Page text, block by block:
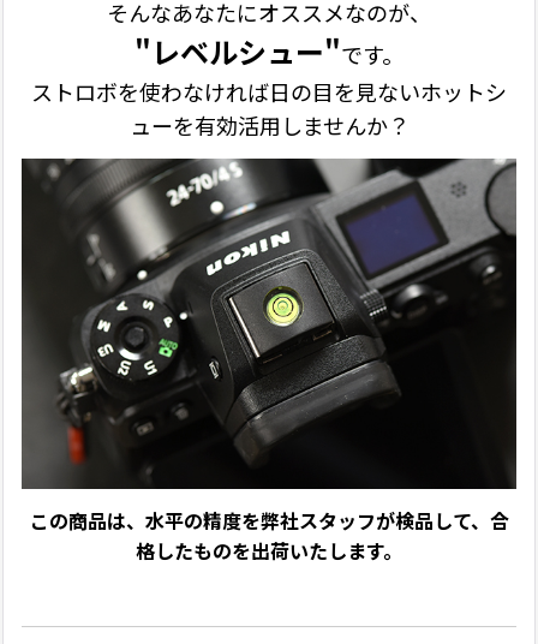
そんなあなたにオススメなのが、
"レベルシュー"です。
ストロボを使わなければ日の目を見ないホットシ
ューを有効活用しませんか？
この商品は、水平の精度を弊社スタッフが検品して、合
格したものを出荷いたします。